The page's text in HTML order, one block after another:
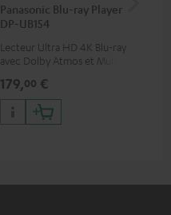
Panasonic Blu-ray Player
DP-UB154
Lecteur Ultra HD 4K Blu-ray
avec Dolby Atmos et Multi
qualité d’image incroyable et
des couleurs contrastées
179,00 €